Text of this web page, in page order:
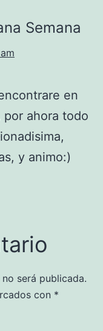
Semana
en
por ahora todo
y animo:)
será publicada.
con *